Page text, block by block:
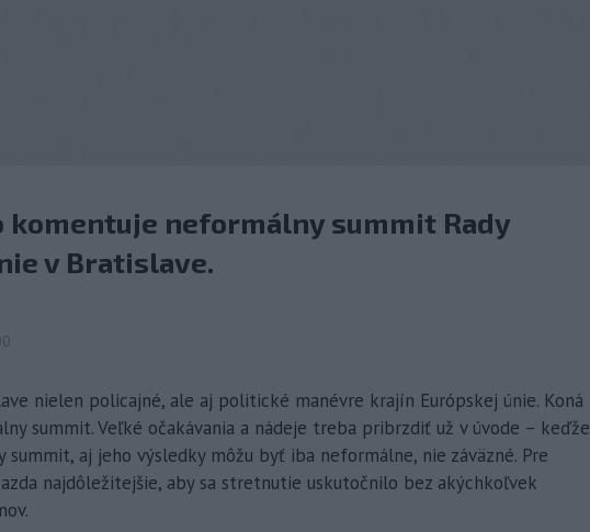
komentuje neformálny summit Rady
v Bratislave.
nielen policajné, ale aj politické manévre krajín Európskej únie. Koná
summit. Veľké očakávania a nádeje treba pribrzdiť už v úvode – keďže
summit, aj jeho výsledky môžu byť iba neformálne, nie záväzné. Pre
najdôležitejšie, aby sa stretnutie uskutočnilo bez akýchkoľvek